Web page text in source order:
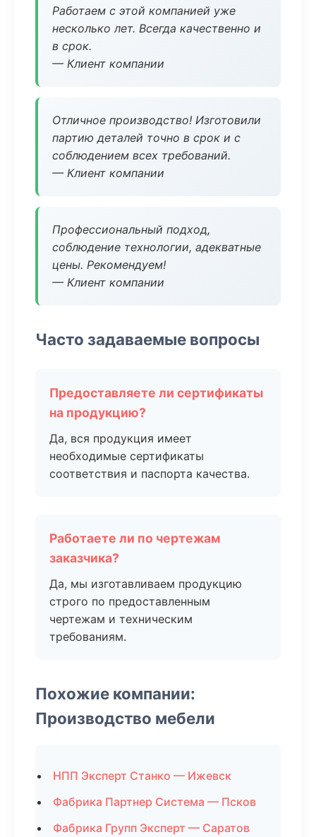
Работаем с этой компанией уже
несколько лет. Всегда качественно и
в срок.
— Клиент компании
Отличное производство! Изготовили
партию деталей точно в срок и с
соблюдением всех требований.
— Клиент компании
Профессиональный подход,
соблюдение технологии, адекватные
цены. Рекомендуем!
— Клиент компании
Часто задаваемые вопросы
Предоставляете ли сертификаты
на продукцию?
Да, вся продукция имеет
необходимые сертификаты
соответствия и паспорта качества.
Работаете ли по чертежам
заказчика?
Да, мы изготавливаем продукцию
строго по предоставленным
чертежам и техническим
требованиям.
Похожие компании:
Производство мебели
НПП Эксперт Станко — Ижевск
Фабрика Партнер Система — Псков
Фабрика Групп Эксперт — Саратов